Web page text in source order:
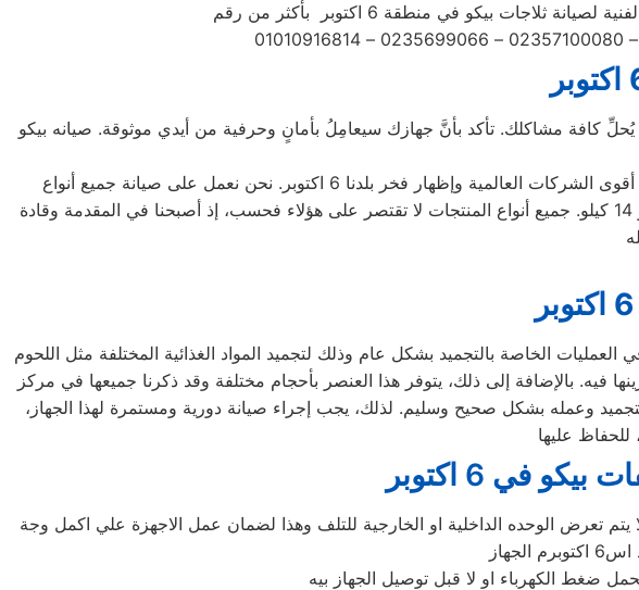
أن يُحلِّ كافة مشاكلك. تأكد بأنَّ جهازك سيعامِلُ بأمانٍ وحرفية من أيدي موثوقة. صيانه بيكو
الآن، لا تُعد إصلاح الغسالات مشكلة عويصة بفضل التكنولوجيا المتطورة التي تمكّنت من قدرتنا على منافسة أقوى الشركات العالمية وإظهار فخر بلدنا 6 اكتوبر. نحن نعمل على صيانة جميع أنواع
الغسالات، بما في ذلك الأتوماتيكية والتحميل الأمامي والتحميل العلوي، بالإضافة إلى غسالات 7 كيلو و 10 كيلو و 14 كيلو. جميع أنواع المنتجات لا تقتصر على هؤلاء فحسب، إذ أصبحنا في المقدمة وقادة
هو أفضل ديب فريزر وأكثرها انتشارًا في 6 اكتوبر. يتم استخدامه في العمليات الخاصة بالتجميد بشكل عام وذلك لتجميد المواد الغذائية المختلفة مثل اللحوم
فيه. بالإضافة إلى ذلك، يتوفر هذا العنصر بأحجام مختلفة وقد ذكرنا جميعها في مركز
قدرته في التجميد وعمله بشكل صحيح وسليم. لذلك، يجب إجراء صيانة دورية ومستمرة لهذا الجهاز،
في 6 اكتوبر
تعرض الوحده الداخلية او الخارجية للتلف وهذا لضمان عمل الاجهزة علي اكمل وجة
ضغط الكهرباء او لا قبل توصيل الجهاز بيه